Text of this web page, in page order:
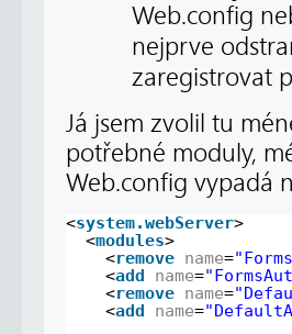
Web.config
nejprve
zaregistrovat
Já jsem zvolil tu
potřebné moduly,
Web.config vypadá
<system.webServer>
<modules>
<remove name=
<add name=
<remove name=
<add name=